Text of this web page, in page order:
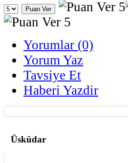
Yorumlar (0)
Yorum Yaz
Tavsiye Et
Haberi Yazdir
Üsküdar